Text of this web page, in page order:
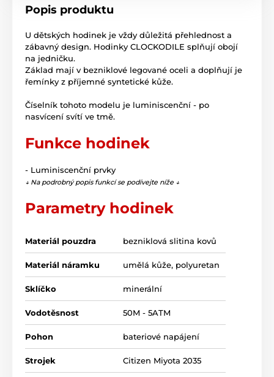
Popis produktu
U dětských hodinek je vždy důležitá přehlednost a
zábavný design. Hodinky CLOCKODILE splňují obojí
na jedničku.
Základ mají v bezniklové legované oceli a doplňují je
řemínky z příjemné syntetické kůže.
Číselník tohoto modelu je luminiscenční - po
nasvícení svítí ve tmě.
Funkce hodinek
- Luminiscenční prvky
↓ Na podrobný popis funkcí se podívejte níže ↓
Parametry hodinek
Materiál pouzdra bezniklová slitina kovů
Materiál náramku umělá kůže, polyuretan
Sklíčko minerální
Vodotěsnost 50M - 5ATM
Pohon bateriové napájení
Strojek Citizen Miyota 2035